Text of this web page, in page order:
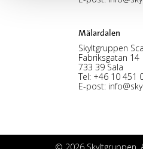
Mälardalen
Skyltgruppen
Fabriksgatan 14
733 39 Sala
Tel: +46 10 451
E-post: